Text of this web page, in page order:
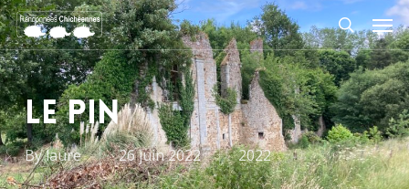
Skip
to
main
content
search
LE PIN
Bylaure 26 juin 2022 2022